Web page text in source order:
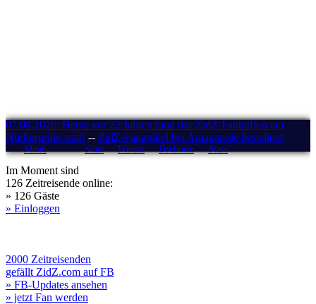
07.08.2026: Heute vor 22 Jahren fand das ZidZ-Fantreffen am
Nürburgring statt! -- ZidZ-Fanartikel bei Amazon.de bestellen!
Menü Start Forum Drehorte Stars
Im Moment sind
126 Zeitreisende online:
» 126 Gäste
» Einloggen
2000 Zeitreisenden
gefällt ZidZ.com auf FB
» FB-Updates ansehen
» jetzt Fan werden